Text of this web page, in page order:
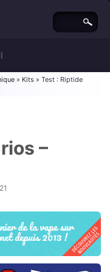
» Kits » Test : Riptide
–